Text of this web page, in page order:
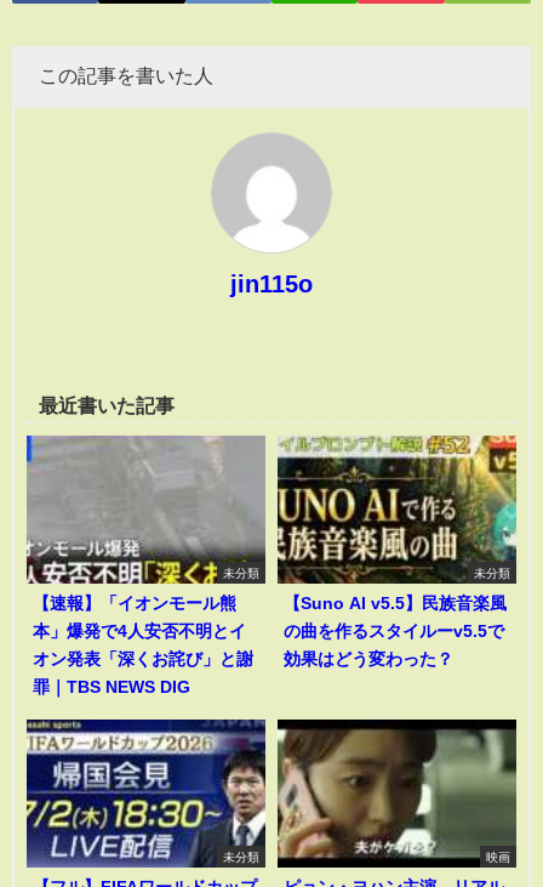
この記事を書いた人
jin115o
最近書いた記事
未分類
【速報】「イオンモール熊
本」爆発で4人安否不明とイ
オン発表「深くお詫び」と謝
罪｜TBS NEWS DIG
未分類
【Suno AI v5.5】民族音楽風
の曲を作るスタイルーv5.5で
効果はどう変わった？
未分類 映画